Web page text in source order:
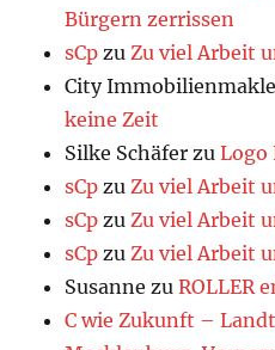
Bürgern zerrissen
sCp zuZu viel Arbeit
City
keine Zeit
Silke Schäfer zuLogo
sCp zuZu viel Arbeit
sCp zuZu viel Arbeit
sCp zuZu viel Arbeit
Susanne zuROLLER
C wie Zukunft –